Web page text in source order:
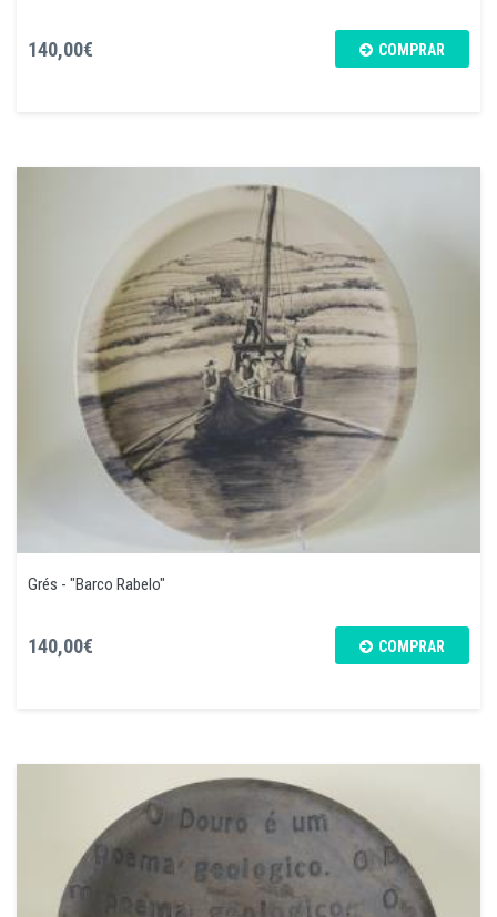
140,00€ COMPRAR
Grés - "Barco Rabelo"
140,00€ COMPRAR